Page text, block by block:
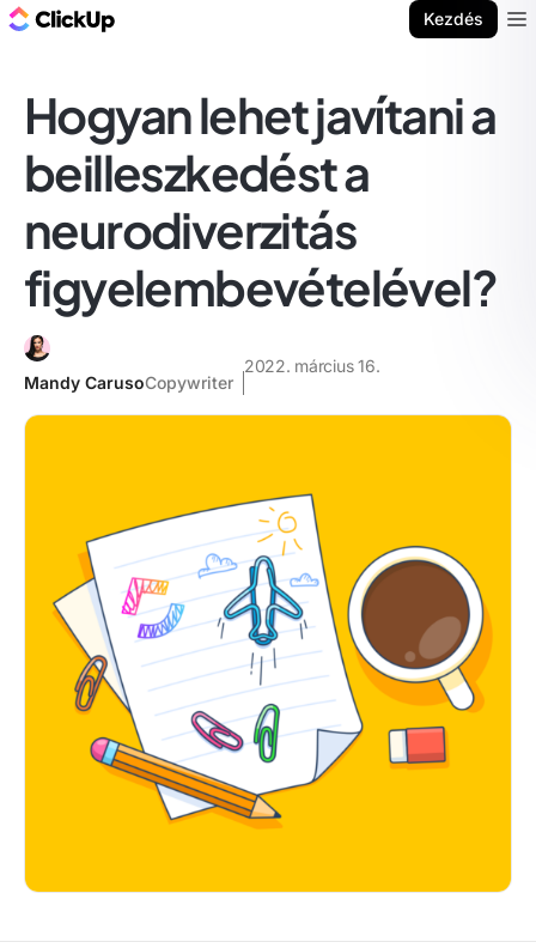
Kezdés
Hogyan lehet javítani a
beilleszkedést a
neurodiverzitás
figyelembevételével?
Mandy CarusoCopywriter
2022. március 16.